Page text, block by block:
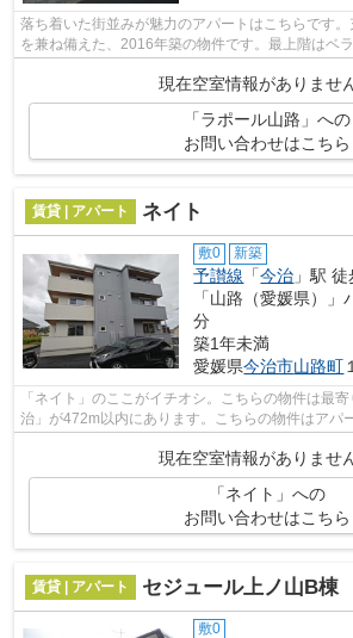
落ち着いた街並みが魅力のアパートはこちらです
を兼ね備えた、2016年築の物件です。最上階はベ
りから姿を見られにくいです。賃貸物...
現在空室情報がありませ
「ラポール山路」への
お問い合わせはこちら
賃貸 | アパート ネイト
敷0 新築
予讃線 「今治 」駅
「山路（愛媛県）
分
築1年未満
愛媛県今治市山路町
「ネイト」のここがイチオシ。こちらの物件は最
治」が472m以内にあります。こちらの物件はアパ
現在空室情報がありませ
「ネイト」への
お問い合わせはこちら
賃貸 | アパート セジュール上ノ山B棟
敷0